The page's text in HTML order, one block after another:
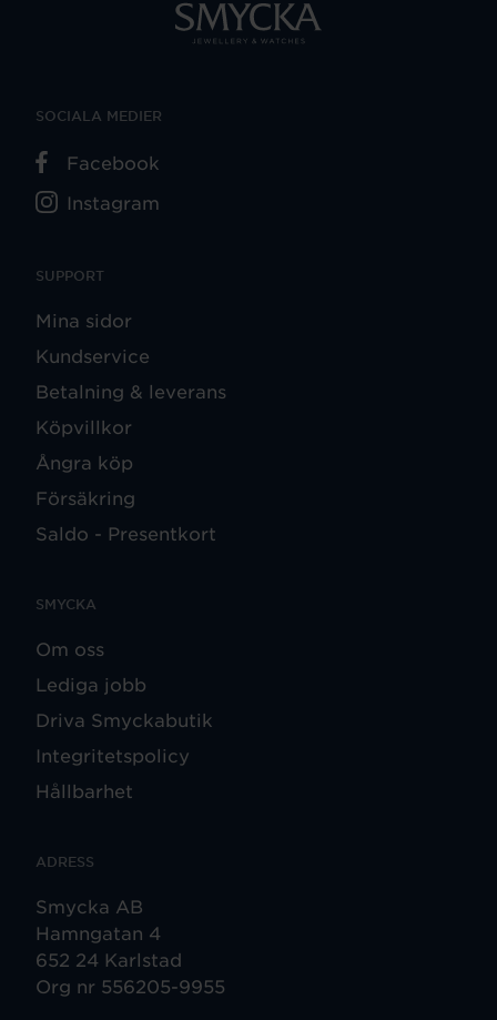
SUPPORT
Mina sidor
Kundservice
Betalning & leverans
Köpvillkor
Ångra köp
Försäkring
Saldo - Presentkort
SMYCKA
Om oss
Lediga jobb
Driva Smyckabutik
Integritetspolicy
Hållbarhet
ADRESS
Smycka AB
Hamngatan 4
652 24 Karlstad
Org nr 556205-9955
SOCIALA MEDIER
Facebook
Instagram